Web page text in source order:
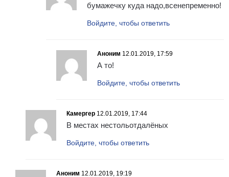
бумажечку куда надо,всенепременно!
Войдите, чтобы ответить
Аноним 12.01.2019, 17:59
А то!
Войдите, чтобы ответить
Камергер 12.01.2019, 17:44
В местах нестольотдалёных
Войдите, чтобы ответить
Аноним 12.01.2019, 19:19